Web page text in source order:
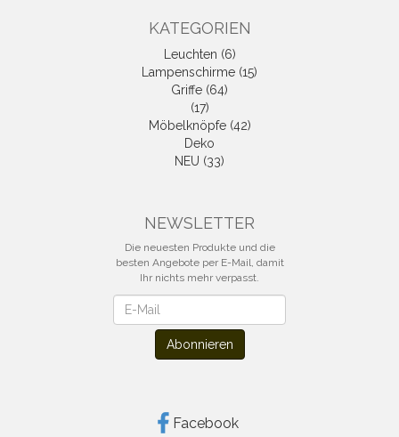
KATEGORIEN
Leuchten (6)
Lampenschirme (15)
Griffe (64)
(17)
Möbelknöpfe (42)
Deko
NEU (33)
NEWSLETTER
Die neuesten Produkte und die
besten Angebote per E-Mail, damit
Ihr nichts mehr verpasst.
Abonnieren
Facebook